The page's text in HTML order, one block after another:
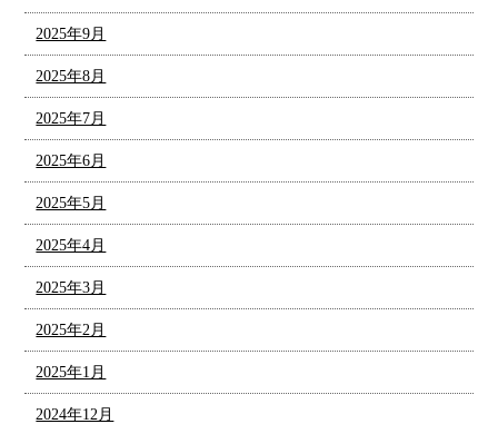
2025年9月
2025年8月
2025年7月
2025年6月
2025年5月
2025年4月
2025年3月
2025年2月
2025年1月
2024年12月